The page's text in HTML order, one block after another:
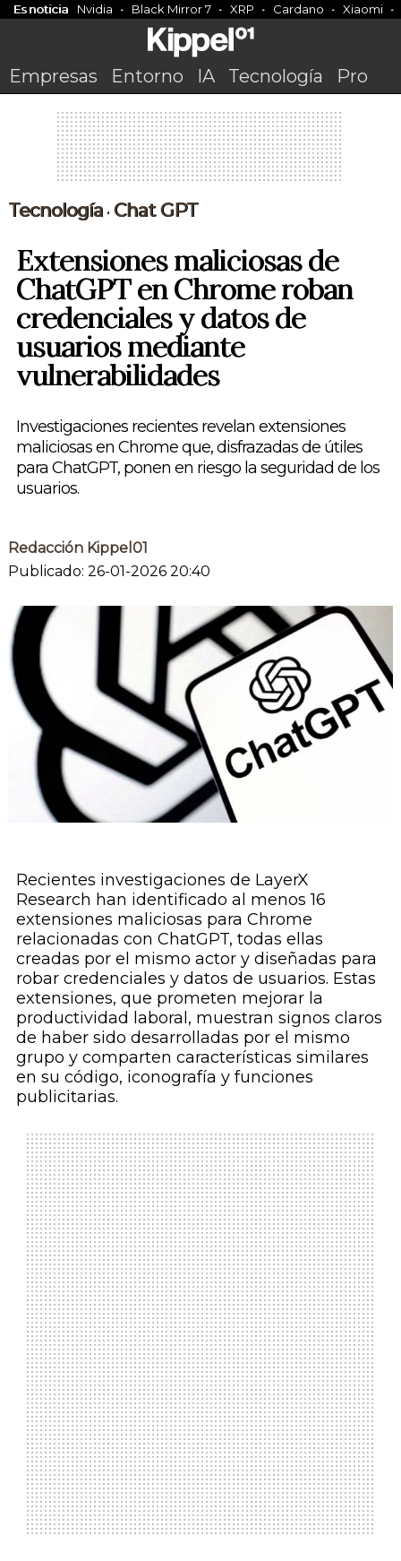
Es noticia Nvidia Black Mirror 7 XRP Cardano Xiaomi
Empresas Entorno IA Tecnología Pro
Tecnología• Chat GPT
Extensiones maliciosas de
ChatGPT en Chrome roban
credenciales y datos de
usuarios mediante
vulnerabilidades
Investigaciones recientes revelan extensiones
maliciosas en Chrome que, disfrazadas de útiles
para ChatGPT, ponen en riesgo la seguridad de los
usuarios.
Redacción Kippel01
Publicado: 26-01-2026 20:40
Recientes investigaciones de LayerX
Research han identificado al menos 16
extensiones maliciosas para Chrome
relacionadas con ChatGPT, todas ellas
creadas por el mismo actor y diseñadas para
robar credenciales y datos de usuarios. Estas
extensiones, que prometen mejorar la
productividad laboral, muestran signos claros
de haber sido desarrolladas por el mismo
grupo y comparten características similares
en su código, iconografía y funciones
publicitarias.